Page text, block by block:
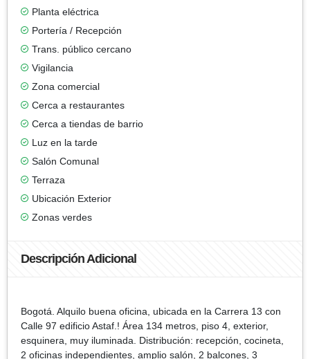
Planta eléctrica
Portería / Recepción
Trans. público cercano
Vigilancia
Zona comercial
Cerca a restaurantes
Cerca a tiendas de barrio
Luz en la tarde
Salón Comunal
Terraza
Ubicación Exterior
Zonas verdes
Descripción Adicional
Bogotá. Alquilo buena oficina, ubicada en la Carrera 13 con
Calle 97 edificio Astaf.! Área 134 metros, piso 4, exterior,
esquinera, muy iluminada. Distribución: recepción, cocineta,
2 oficinas independientes, amplio salón, 2 balcones, 3